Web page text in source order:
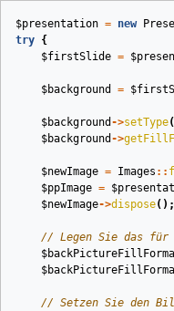
$presentation = new
try {
$firstSlide =
$background =
$background ->setType(
$background ->
$newImage = Images ::
$ppImage =
$newImage->dispose();
// Legen Sie das für
// Setzen Sie den